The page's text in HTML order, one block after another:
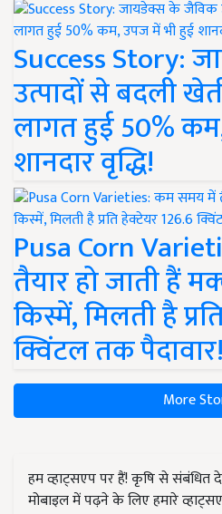
Success Story:
उत्पादों से बदली
लागत हुई 50%
शानदार वृद्धि!
Pusa Corn
तैयार हो जाती हैं
किस्में, मिलती है
क्विंटल तक पैदावार!
More
हम व्हाट्सएप पर हैं! कृषि से संबंधित
मोबाइल में पढ़ने के लिए हमारे